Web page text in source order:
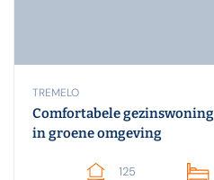
TREMELO
Comfortabele gezinswoning
in groene omgeving
125